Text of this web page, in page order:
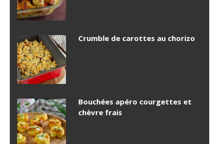
Crumble de carottes au chorizo
Bouchées apéro courgettes et
chèvre frais